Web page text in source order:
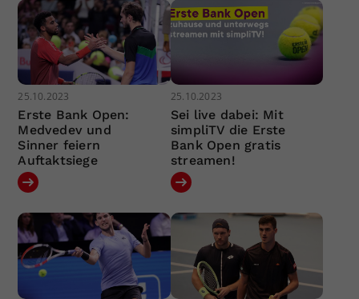
25.10.2023
Erste Bank Open:
Medvedev und
Sinner feiern
Auftaktsiege
25.10.2023
Sei live dabei: Mit
simpliTV die Erste
Bank Open gratis
streamen!